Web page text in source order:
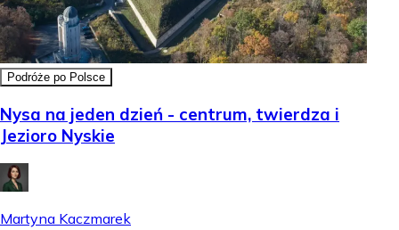
Podróże po Polsce
Nysa na jeden dzień - centrum, twierdza i
Jezioro Nyskie
Martyna Kaczmarek